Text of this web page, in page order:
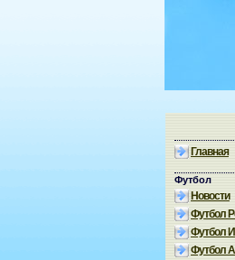
Главная
Футбол
Новости
Футбол
Футбол
Футбол